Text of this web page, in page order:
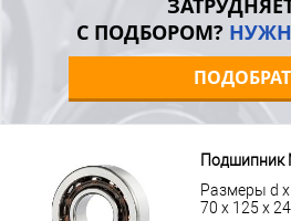
С ПОДБОРОМ?
Подшипник
Размеры d x
70 x 125 x 24